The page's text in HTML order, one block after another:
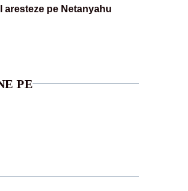
aresteze pe Netanyahu
PE